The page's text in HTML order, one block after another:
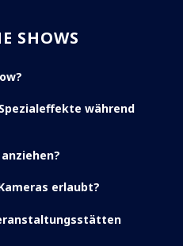
SHOWS
Spezialeffekte während
erlaubt?